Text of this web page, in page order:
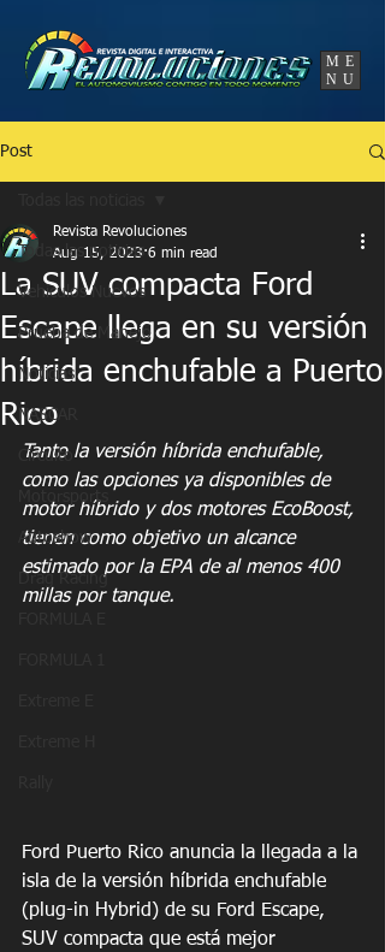
ME
NU
Post
Todas las noticias
Vehículos Nuevos
Prueba de Manejo
Noticias
NASCAR
Circuito
Motorsports
Autoshow
Drag Racing
La SUV compacta Ford
Escape llega en su versión
híbrida enchufable a Puerto
Rico
Revista Revoluciones
Aug 15, 2023 6 min read
Tanto la versión híbrida enchufable,
como las opciones ya disponibles de
motor híbrido y dos motores EcoBoost,
tienen como objetivo un alcance
estimado por la EPA de al menos 400
millas por tanque.
Ford Puerto Rico anuncia la llegada a la
isla de la versión híbrida enchufable
(plug-in Hybrid) de su Ford Escape,
SUV compacta que está mejor